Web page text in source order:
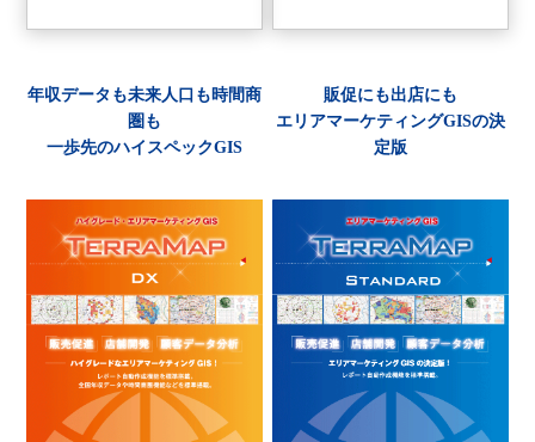
年収データも未来人口も時間商
圏も
一歩先のハイスペックGIS
販促にも出店にも
エリアマーケティングGISの決
定版